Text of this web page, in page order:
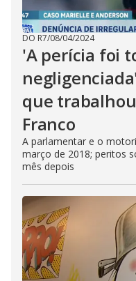
DO R7/08/04/2024
'A perícia foi
que
Franco
A parlamentar e o
março de 2018; peritos
mês depois